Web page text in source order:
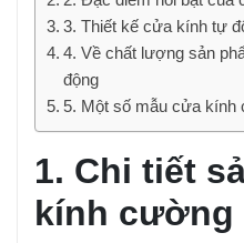
3. Thiết kế cửa kính tự
4. Về chất lượng sản
động
5. Một số mẫu cửa
1. Chi tiết
kính